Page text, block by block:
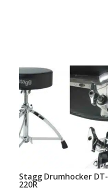
Stagg Drumhocker DT-
220R